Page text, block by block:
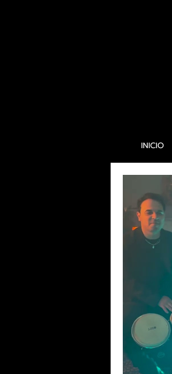
INICIO